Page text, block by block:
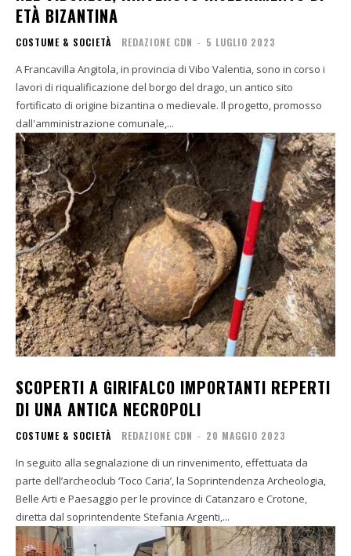
ETÀ BIZANTINA
COSTUME & SOCIETÀ REDAZIONE CDN - 5 LUGLIO 2023
A Francavilla Angitola, in provincia di Vibo Valentia, sono in corso i
lavori di riqualificazione del borgo del drago, un antico sito
fortificato di origine bizantina o medievale. Il progetto, promosso
dall'amministrazione comunale,...
SCOPERTI A GIRIFALCO IMPORTANTI REPERTI
DI UNA ANTICA NECROPOLI
COSTUME & SOCIETÀ REDAZIONE CDN - 20 MAGGIO 2023
In seguito alla segnalazione di un rinvenimento, effettuata da
parte dell’archeoclub ‘Toco Caria’, la Soprintendenza Archeologia,
Belle Arti e Paesaggio per le province di Catanzaro e Crotone,
diretta dal soprintendente Stefania Argenti,...